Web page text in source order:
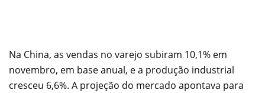
Na China, as vendas no varejo subiram 10,1% em
novembro, em base anual, e a produção industrial
cresceu 6,6%. A projeção do mercado apontava para